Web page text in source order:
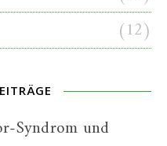
(12)
Syndrom und